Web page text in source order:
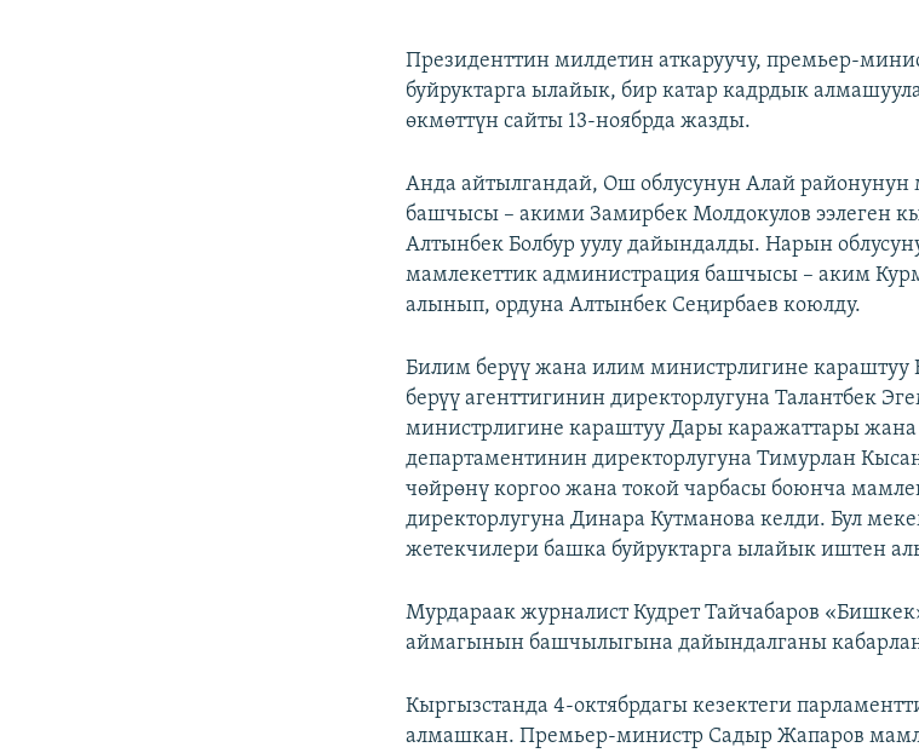
Президенттин милдетин аткаруучу, премьер-
буйруктарга ылайык, бир катар кадрдык
өкмөттүн сайты 13-ноябрда жазды.
Анда айтылгандай, Ош облусунун Алай
башчысы – акими Замирбек Молдокулов ээлеген
Алтынбек Болбур уулу дайындалды. Нарын
мамлекеттик администрация башчысы – аким
алынып, ордуна Алтынбек Сеңирбаев коюлду.
Билим берүү жана илим министрлигине караштуу
берүү агенттигинин директорлугуна Талантбек
министрлигине караштуу Дары каражаттары
департаментинин директорлугуна Тимурлан
чөйрөнү коргоо жана токой чарбасы боюнча
директорлугуна Динара Кутманова келди. Бул
жетекчилери башка буйруктарга ылайык иштен
Мурдараак журналист Кудрет Тайчабаров
аймагынын башчылыгына дайындалганы
Кыргызстанда 4-октябрдагы кезектеги
алмашкан. Премьер-министр Садыр Жапаров